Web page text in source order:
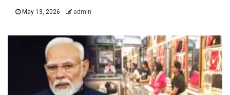
May 13, 2026 admin